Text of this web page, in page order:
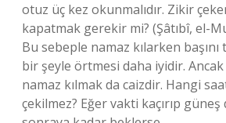
otuz üç kez okunmalıdır. Zikir
kapatmak gerekir mi? (Şâtıbî, el-
Bu sebeple namaz kılarken başını
bir şeyle örtmesi daha iyidir. Ancak
namaz kılmak da caizdir. Hangi
çekilmez? Eğer vakti kaçırıp